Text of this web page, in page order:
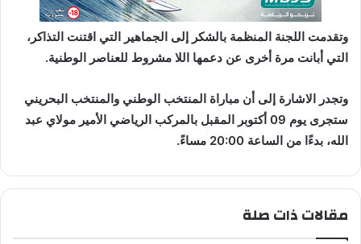
وتقدمت اللجنة المنظمة بالشكر إلى الجماهير التي اقتنت التذاكر،
التي أبانت مرة أخرى عن دعمها اللا مشروط للعناصر الوطنية.
وتجدر الاشارة إلى أن مباراة المنتخب الوطني والمنتخب البحريني
ستجرى يوم 09 أكتوبر المقبل بالمركب الرياضي الأمير مولاي عبد
الله، بدءًا من الساعة 20:00 مساءً.
مقالات ذات صلة